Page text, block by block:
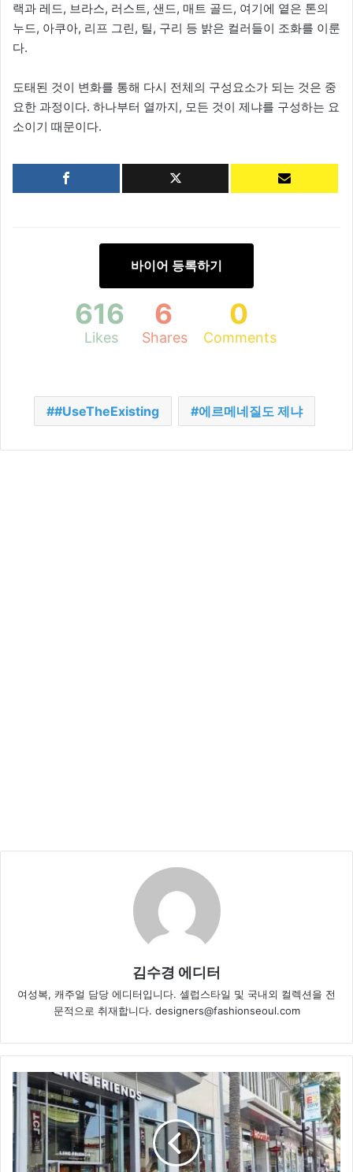
랙과 레드, 브라스, 러스트, 샌드, 매트 골드, 여기에 옅은 톤의
누드, 아쿠아, 리프 그린, 틸, 구리 등 밝은 컬러들이 조화를 이룬
다.
도태된 것이 변화를 통해 다시 전체의 구성요소가 되는 것은 중
요한 과정이다. 하나부터 열까지, 모든 것이 제냐를 구성하는 요
소이기 때문이다.
바이어 등록하기
616
Likes
6
Shares
0
Comments
#UseTheExisting 에르메네질도 제냐
김수경 에디터
여성복, 캐주얼 담당 에디터입니다. 셀럽스타일 및 국내외 컬렉션을 전
문적으로 취재합니다. designers@fashionseoul.com
라
인
즈,
LA